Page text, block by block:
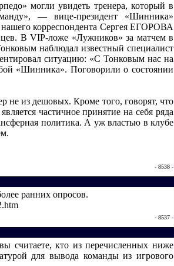
могли увидеть тренера, который в
— вице-президент «Шинника»
нашего корреспондента Сергея ЕГОРОВА
В VIP-ложе «Лужников» за матчем в
наблюдал известный специалист
ситуацию: «С Тонковым нас на
«Шинника». Поговорили о состоянии
не из дешовых. Кроме того, говорят, что
частичное принятие на себя ряда
политика. А уж властью в клубе
- 8538 -
ранних опросов.
- 8537 -
считаете, кто из перечисленных ниже
для вывода команды из игрового